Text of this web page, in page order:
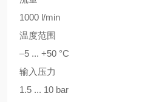
1000 l/min
温度范围
–5 ... +50 °C
输入压力
1.5 ... 10 bar